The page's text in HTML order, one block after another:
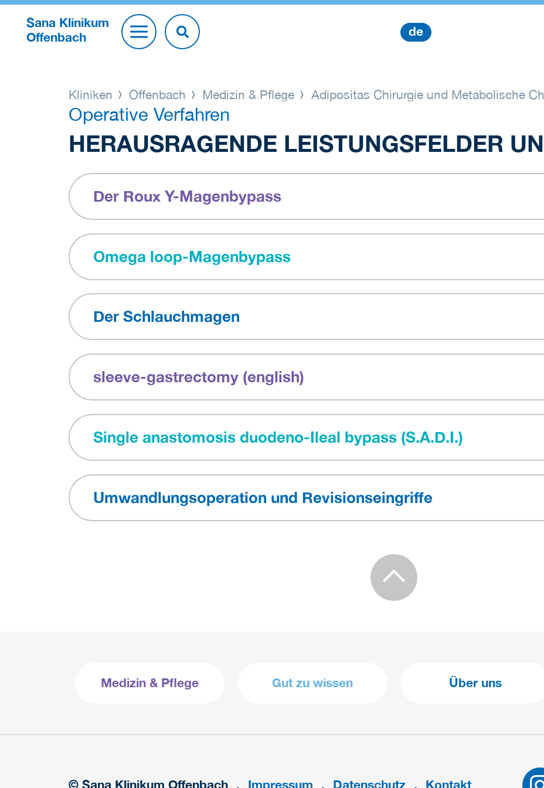
Sana Klinikum
Offenbach
de
Kliniken Offenbach Medizin & Pflege Adipositas Chirurgie und Metabolische
Operative Verfahren
HERAUSRAGENDE LEISTUNGSFELDER
Der Roux Y-Magenbypass
Omega loop-Magenbypass
Der Schlauchmagen
sleeve-gastrectomy (english)
Single anastomosis duodeno-Ileal bypass (S.A.D.I.)
Umwandlungsoperation und Revisionseingriffe
Medizin & Pflege Gut zu wissen Über uns
© Sana Klinikum Offenbach Impressum Datenschutz Kontakt